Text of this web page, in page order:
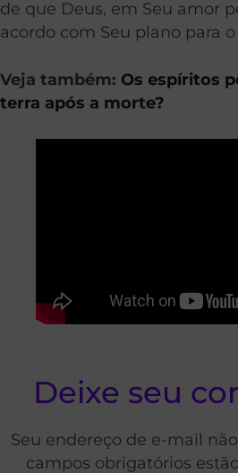
de que Deus, em Seu amor
acordo com Seu plano para
Veja também: Os espíritos
terra após a morte?
Deixe seu
Seu endereço de e-mail
campos obrigatórios